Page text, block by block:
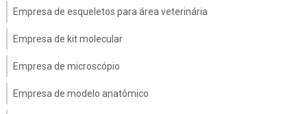
Empresa de esqueletos para área veterinária
Empresa de kit molecular
Empresa de microscópio
Empresa de modelo anatômico